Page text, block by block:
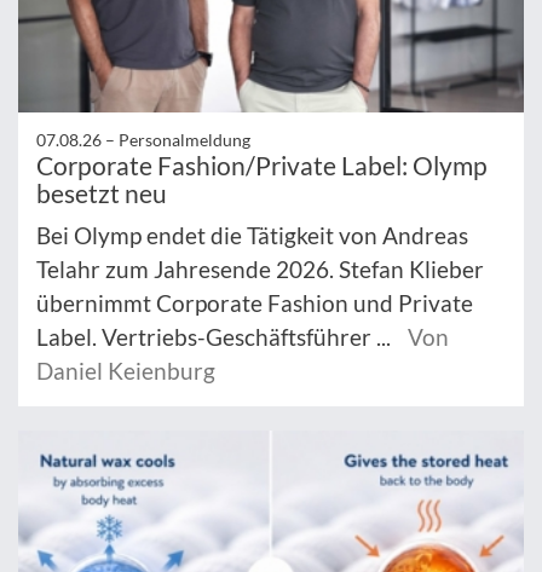
07.08.26 – Personalmeldung
Corporate Fashion/Private Label: Olymp
besetzt neu
Bei Olymp endet die Tätigkeit von Andreas
Telahr zum Jahresende 2026. Stefan Klieber
übernimmt Corporate Fashion und Private
Label. Vertriebs-Geschäftsführer ...
Von
Daniel Keienburg